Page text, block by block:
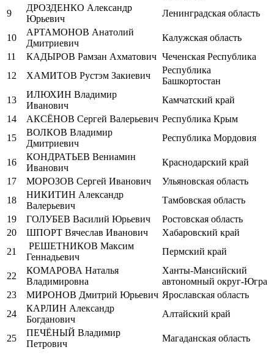
9
ДРОЗДЕНКО Александр
Юрьевич
Ленинградская область
10
АРТАМОНОВ Анатолий
Дмитриевич
Калужская область
11
КАДЫРОВ Рамзан Ахматович Чеченская Республика
12
ХАМИТОВ Рустэм Закиевич
Республика
Башкортостан
13
ИЛЮХИН Владимир
Иванович
Камчатский край
14
АКСЁНОВ Сергей Валерьевич Республика Крым
15
ВОЛКОВ Владимир
Дмитриевич
Республика Мордовия
16
КОНДРАТЬЕВ Вениамин
Иванович
Краснодарский край
17
МОРОЗОВ Сергей Иванович
Ульяновская область
18
НИКИТИН Александр
Валерьевич
Тамбовская область
19
ГОЛУБЕВ Василий Юрьевич
Ростовская область
20
ШПОРТ Вячеслав Иванович
Хабаровский край
21
РЕШЕТНИКОВ Максим
Геннадьевич
Пермский край
22
КОМАРОВА Наталья
Владимировна
Ханты-Мансийский
автономный округ-Югра
23
МИРОНОВ Дмитрий Юрьевич Ярославская область
24
КАРЛИН Александр
Богданович
Алтайский край
25
ПЕЧЁНЫЙ Владимир
Петрович
Магаданская область